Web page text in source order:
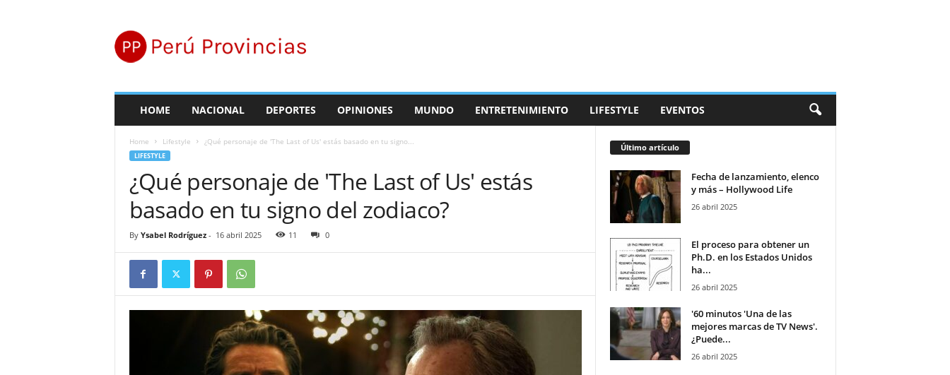
r
ú
HOME NACIONAL DEPORTES OPINIONES MUNDO ENTRETENIMIENTO LIFESTYLE EVENTOS
Home Lifestyle ¿Qué personaje de 'The Last of Us' estás basado en tu signo...
LIFESTYLE
¿Qué personaje de 'The Last of Us' estás
basado en tu signo del zodiaco?
By Ysabel Rodríguez- 16 abril 2025 11 0
Último artículo
Fecha de lanzamiento, elenco
y más – Hollywood Life
26 abril 2025
El proceso para obtener un
Ph.D. en los Estados Unidos
ha...
26 abril 2025
'60 minutos 'Una de las
mejores marcas de TV News'.
¿Puede...
26 abril 2025